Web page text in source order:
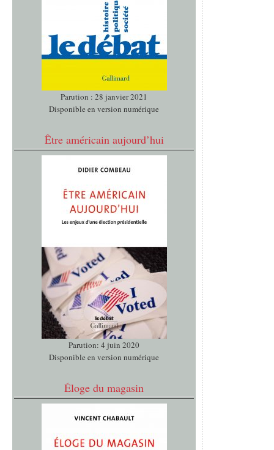
Parution : 28 janvier 2021
Disponible en version numérique
Être américain aujourd’hui
Parution: 4 juin 2020
Disponible en version numérique
Éloge du magasin